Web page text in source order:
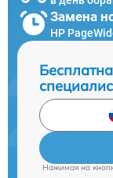
Замена
HP
Нажимая на